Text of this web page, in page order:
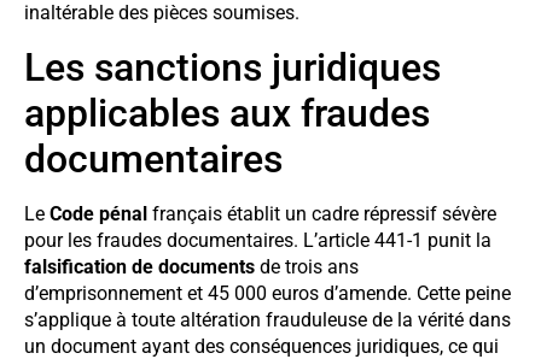
inaltérable des pièces soumises.
Les sanctions juridiques
applicables aux fraudes
documentaires
Le Code pénal français établit un cadre répressif sévère
pour les fraudes documentaires. L’article 441-1 punit la
falsification de documents de trois ans
d’emprisonnement et 45 000 euros d’amende. Cette peine
s’applique à toute altération frauduleuse de la vérité dans
un document ayant des conséquences juridiques, ce qui